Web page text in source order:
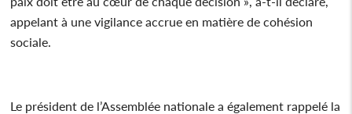
appelant à une vigilance accrue en matière de cohésion
sociale.
Le président de l’Assemblée nationale a également rappelé la